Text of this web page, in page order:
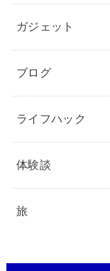
ガジェット
ブログ
ライフハック
体験談
旅